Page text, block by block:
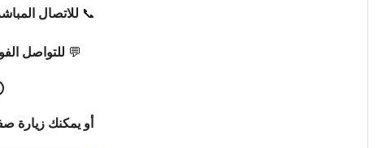
📞 للاتصال
💬 للتواصل
أو يمكنك زيارة